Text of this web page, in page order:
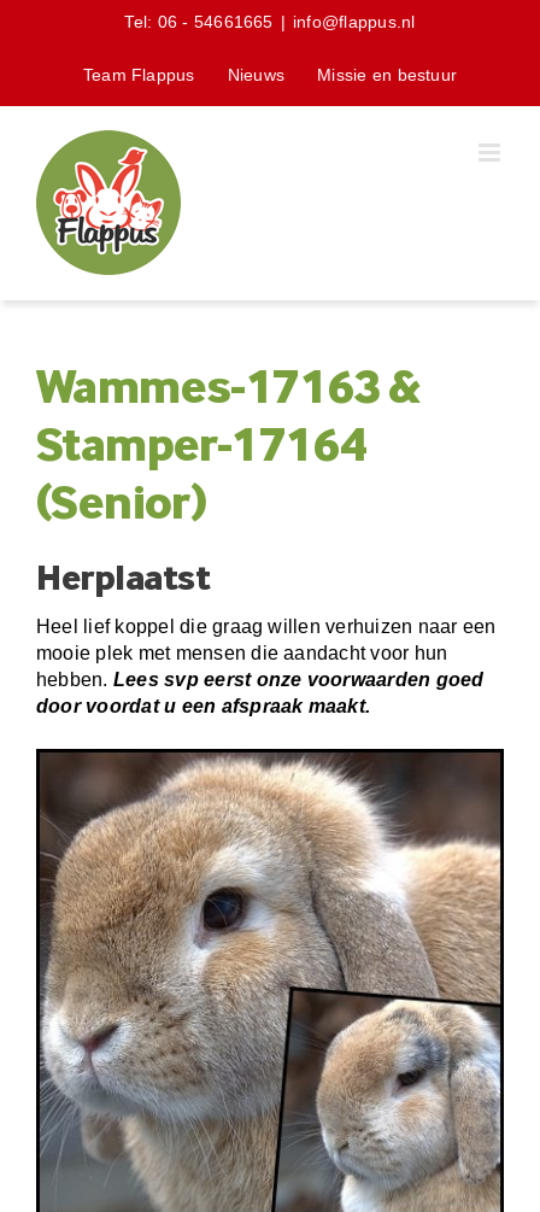
Tel: 06 - 54661665 | info@flappus.nl
Team Flappus Nieuws Missie en bestuur
Wammes-17163 &
Stamper-17164
(Senior)
Herplaatst
Heel lief koppel die graag willen verhuizen naar een
mooie plek met mensen die aandacht voor hun
hebben. Lees svp eerst onze voorwaarden goed
door voordat u een afspraak maakt.